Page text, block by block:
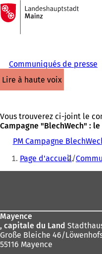
Accéder au contenu
Vers
la
page
d'accueil
Communiqués de presse
lire à haute voix
Vous trouverez ci-joint le
Campagne "BlechWech" :
PM Campagne
Vous
êtes
Page d'accueil
Mayence
, capitale du Land
Große Bleiche 46/
55116 Mayence